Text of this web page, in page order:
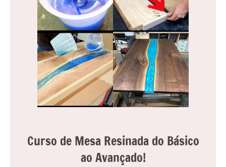
Curso de Mesa Resinada do Básico
ao Avançado!